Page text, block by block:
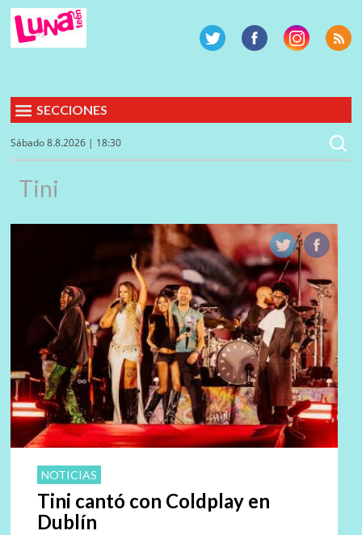
SECCIONES
Sábado 8.8.2026 | 18:30
Tini
NOTICIAS
Tini cantó con Coldplay en
Dublín